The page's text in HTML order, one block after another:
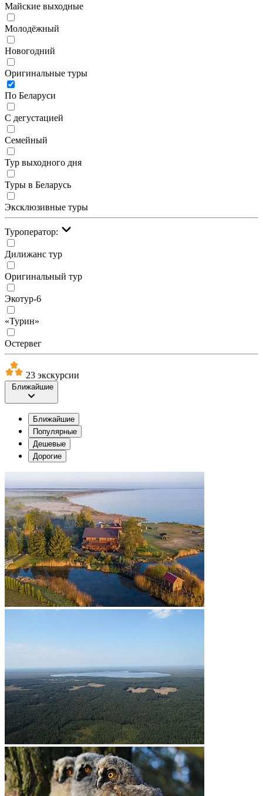
Майские выходные
Молодёжный
Новогодний
Оригинальные туры
По Беларуси
С дегустацией
Семейный
Тур выходного дня
Туры в Беларусь
Эксклюзивные туры
Туроператор:
Дилижанс тур
Оригинальный тур
Экотур-6
«Турин»
Остервег
23 экскурсии
Ближайшие
Ближайшие
Популярные
Дешевые
Дорогие